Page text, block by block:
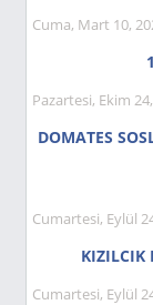
Cuma, Mart 10,
Pazartesi, Ekim
DOMATES
Cumartesi, Eylül
KIZILCIK
Cumartesi, Eylül